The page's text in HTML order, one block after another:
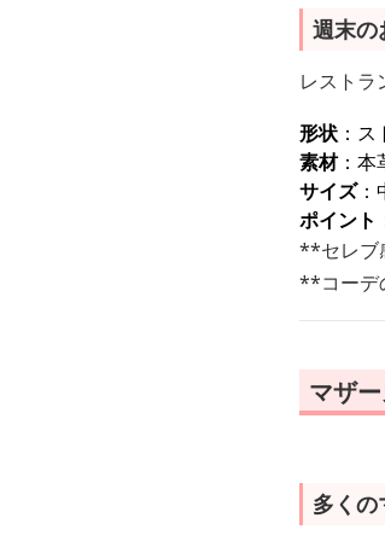
週末の
レストラ
形状 ：
素材：本
サイズ：
ポイント
**セレブ
**コーデ
マザ
多くの